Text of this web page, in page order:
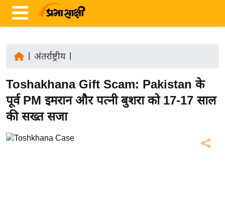
ज़ा
ख
ब
र
रा
अंतर्राष्ट्रीय|
Toshakhana Gift Scam: Pakistan के
पूर्व PM इमरान और पत्नी बुशरा को 17-17 साल
की सख्त सजा